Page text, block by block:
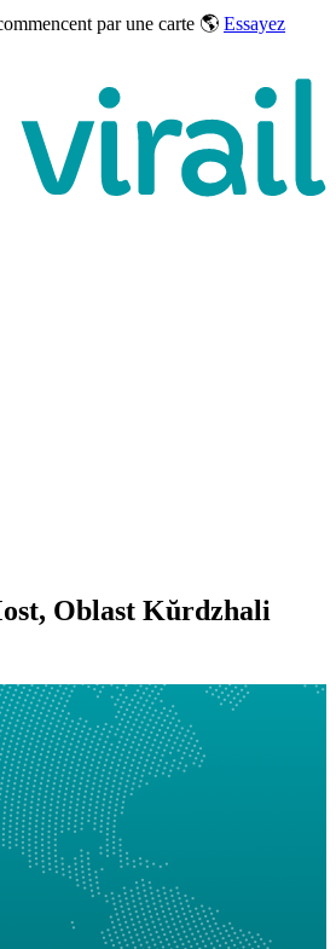
par une carte 🌎 Essayez
Oblast Kŭrdzhali